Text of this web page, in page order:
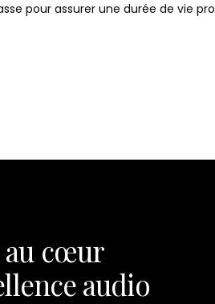
pour assurer une durée de vie
au cœur
audio